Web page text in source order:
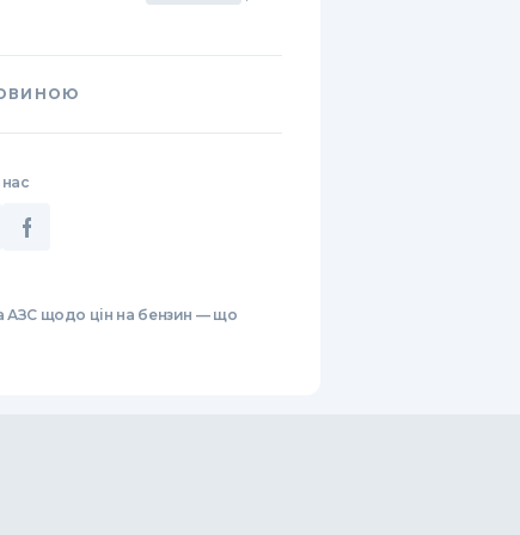
АЗС щодо цін на бензин — що